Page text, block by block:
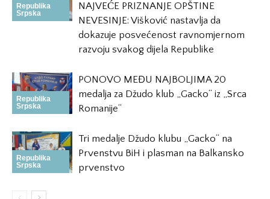
Republika
Srpska
NAJVEĆE PRIZNANJE OPŠTINE
NEVESINJE: Višković nastavlja da
dokazuje posvećenost ravnomjernom
razvoju svakog dijela Republike
Republika
Srpska
PONOVO MEĐU NAJBOLJIMA 20
medalja za Džudo klub „Gacko“ iz „Srca
Romanije“
Republika
Srpska
Tri medalje Džudo klubu „Gacko“ na
Prvenstvu BiH i plasman na Balkansko
prvenstvo